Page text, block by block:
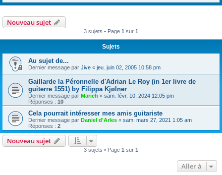
Nouveau sujet
3 sujets • Page 1 sur 1
Sujets
Au sujet de...
Dernier message par Jive « jeu. juin 02, 2005 10:58 pm
Gaillarde la Péronnelle d'Adrian Le Roy (in 1er livre de
guiterre 1551) by Filippa Kjølner
Dernier message par Marieh « sam. févr. 10, 2024 12:05 pm
Réponses : 10
Cela pourrait intéresser mes amis guitariste
Dernier message par Daniel d'Arles « sam. mars 27, 2021 1:05 am
Réponses : 2
Nouveau sujet
3 sujets • Page 1 sur 1
Aller à